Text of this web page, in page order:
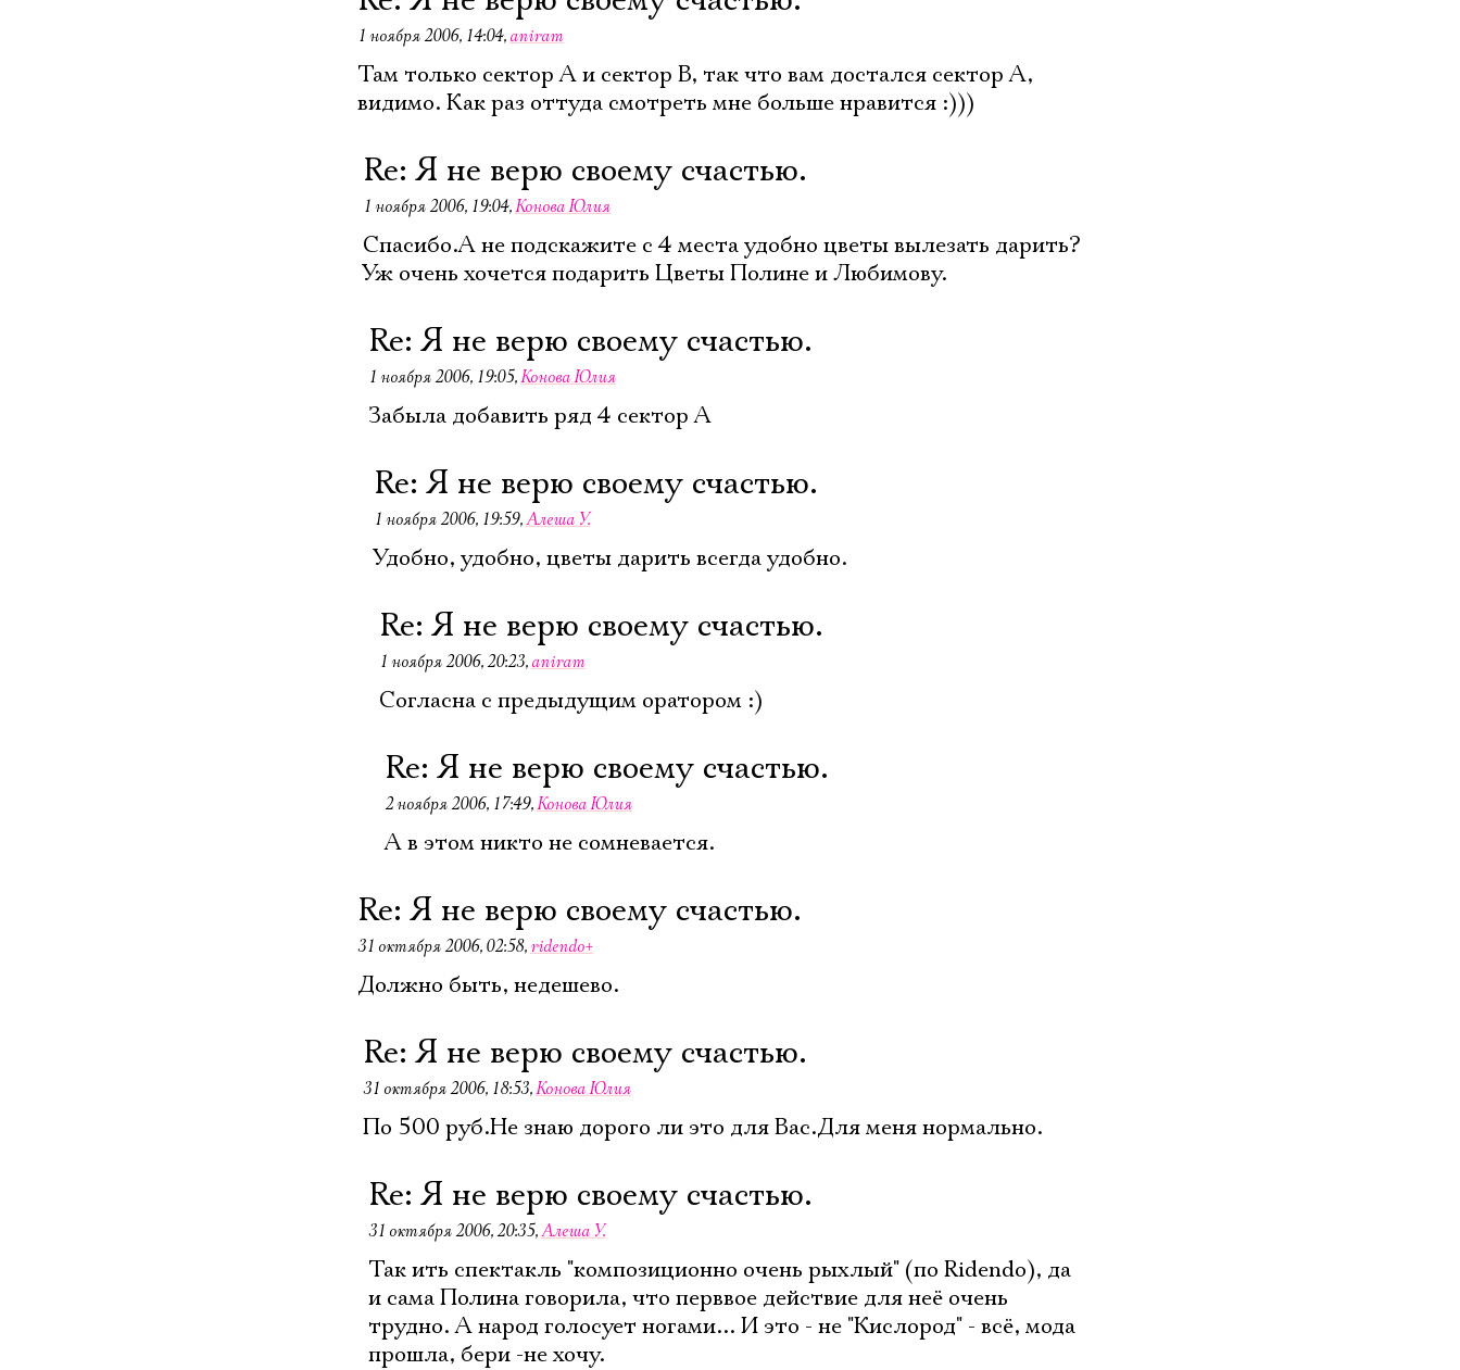
1 ноября 2006, 14:04, aniram
Там только сектор А и сектор В, так что вам достался сектор А,
видимо. Как раз оттуда смотреть мне больше нравится :)))
Re: Я не верю своему счастью.
1 ноября 2006, 19:04,Конова Юлия
Спасибо.А не подскажите с 4 места удобно цветы вылезать дарить?
Уж очень хочется подарить Цветы Полине и Любимову.
Re: Я не верю своему счастью.
1 ноября 2006, 19:05,Конова Юлия
Забыла добавить ряд 4 сектор А
Re: Я не верю своему счастью.
1 ноября 2006, 19:59,Алеша У.
Удобно, удобно, цветы дарить всегда удобно.
Re: Я не верю своему счастью.
1 ноября 2006, 20:23, aniram
Согласна с предыдущим оратором :)
Re: Я не верю своему счастью.
2 ноября 2006, 17:49,Конова Юлия
А в этом никто не сомневается.
Re: Я не верю своему счастью.
31 октября 2006, 02:58,ridendo+
Должно быть, недешево.
Re: Я не верю своему счастью.
31 октября 2006, 18:53,Конова Юлия
По 500 руб.Не знаю дорого ли это для Вас.Для меня нормально.
Re: Я не верю своему счастью.
31 октября 2006, 20:35,Алеша У.
Так ить спектакль "композиционно очень рыхлый" (по Ridendo), да
и сама Полина говорила, что перввое действие для неё очень
трудно. А народ голосует ногами... И это - не "Кислород" - всё, мода
прошла, бери -не хочу.
Электропочта
Ознакомиться